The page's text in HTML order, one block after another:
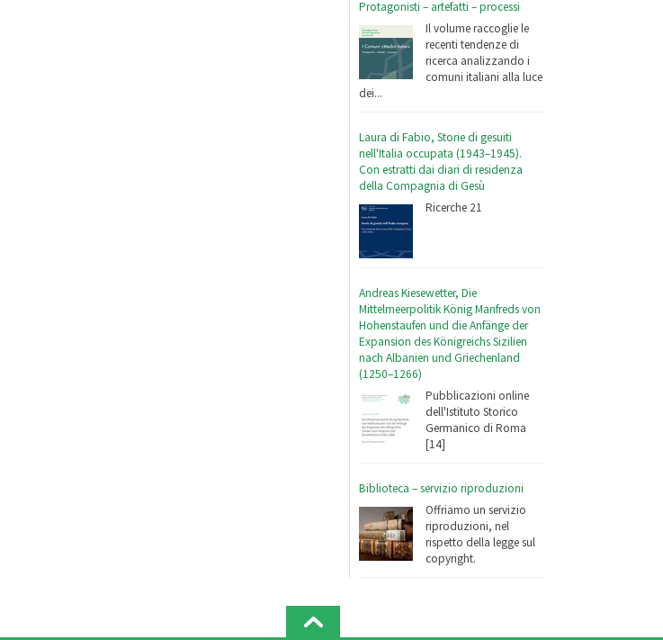
Protagonisti – artefatti – processi
Il volume raccoglie le
recenti tendenze di
ricerca analizzando i
comuni italiani alla luce
dei...
Laura di Fabio, Storie di gesuiti
nell'Italia occupata (1943–1945).
Con estratti dai diari di residenza
della Compagnia di Gesù
Ricerche 21
Andreas Kiesewetter, Die
Mittelmeerpolitik König Manfreds von
Hohenstaufen und die Anfänge der
Expansion des Königreichs Sizilien
nach Albanien und Griechenland
(1250–1266)
Pubblicazioni online
dell'Istituto Storico
Germanico di Roma
[14]
Biblioteca – servizio riproduzioni
Offriamo un servizio
riproduzioni, nel
rispetto della legge sul
copyright.